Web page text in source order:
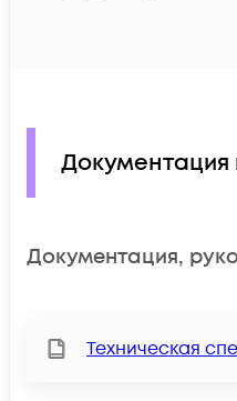
Документация
Документация,